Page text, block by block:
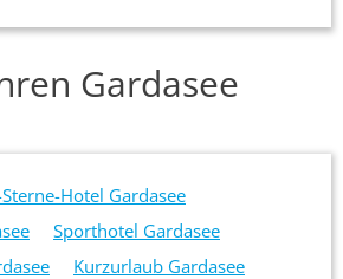
Gardasee
Hotel Gardasee
Sporthotel Gardasee
Kurzurlaub Gardasee